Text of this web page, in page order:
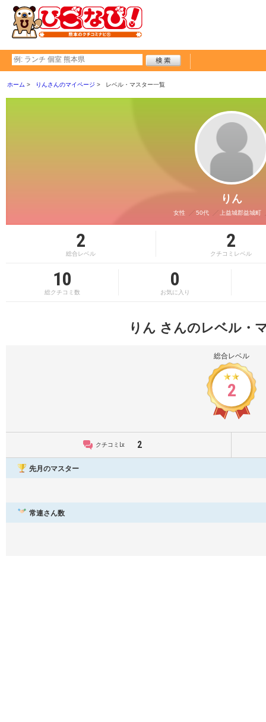
ホーム りんさんのマイページ レベル・マスター一覧
りん
女性 50代 上益城郡益城町
2
総合レベル
2
クチコミレベル
10
総クチコミ数
0
お気に入り
りん さんのレベル・
総合レベル
2
クチコミLv. 2
先月のマスター
常連さん数